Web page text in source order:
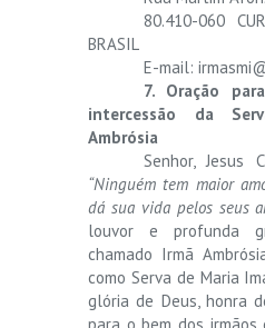
80.410-060
BRASIL
E-mail:
7. Oração
intercessão da
Ambrósia
Senhor, Jesus
“Ninguém tem maior
dá sua vida pelos seus
louvor e profunda
chamado Irmã
como Serva de Maria
glória de Deus, honra